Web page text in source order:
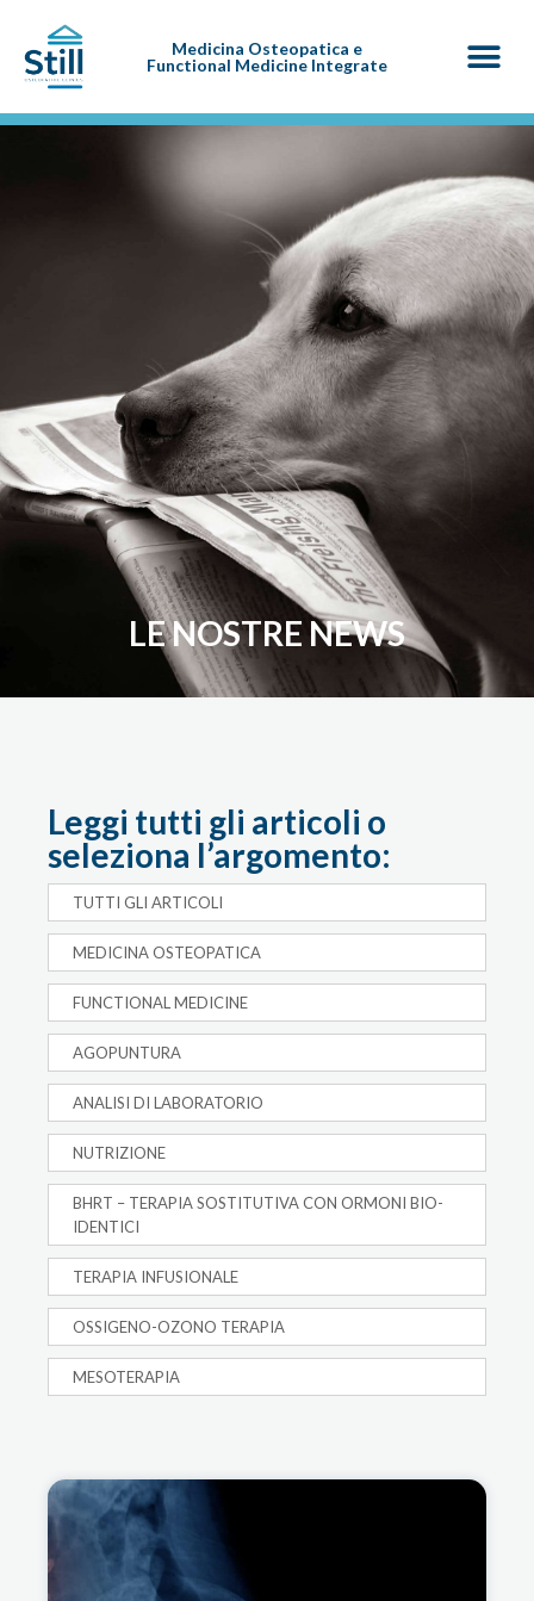
Medicina Osteopatica e
Functional Medicine Integrate
LE NOSTRE NEWS
Leggi tutti gli articoli o
seleziona l’argomento:
TUTTI GLI ARTICOLI
MEDICINA OSTEOPATICA
FUNCTIONAL MEDICINE
AGOPUNTURA
ANALISI DI LABORATORIO
NUTRIZIONE
BHRT – TERAPIA SOSTITUTIVA CON ORMONI BIO-
IDENTICI
TERAPIA INFUSIONALE
OSSIGENO-OZONO TERAPIA
MESOTERAPIA
L’ARTROSI VERTEBRALE